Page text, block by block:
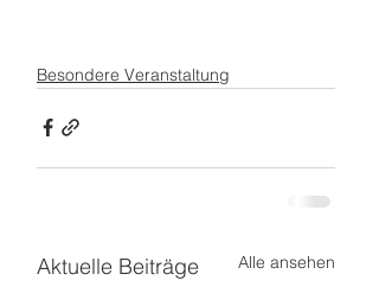
Besondere Veranstaltung
Aktuelle Beiträge Alle ansehen